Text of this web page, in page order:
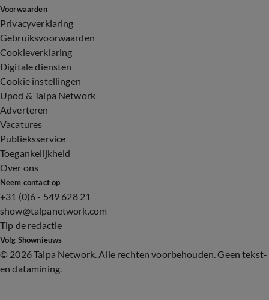
Voorwaarden
Privacyverklaring
Gebruiksvoorwaarden
Cookieverklaring
Digitale diensten
Cookie instellingen
Upod & Talpa Network
Adverteren
Vacatures
Publieksservice
Toegankelijkheid
Over ons
Neem contact op
+31 (0)6 - 549 628 21
show@talpanetwork.com
Tip de redactie
Volg Shownieuws
© 2026 Talpa Network. Alle rechten voorbehouden. Geen tekst-
en datamining.